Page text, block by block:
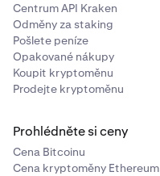
Centrum API Kraken
Odměny za staking
Pošlete peníze
Opakované nákupy
Koupit kryptoměnu
Prodejte kryptoměnu
Prohlédněte si ceny
Cena Bitcoinu
Cena kryptoměny Ethereum